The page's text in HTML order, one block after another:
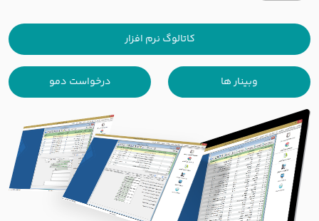
کاتالوگ نرم افزار
وبینار ها درخواست دمو